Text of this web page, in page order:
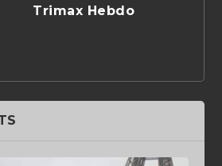
Trimax Hebdo